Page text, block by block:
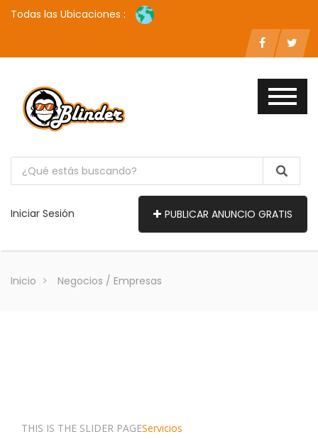
Todas las Ubicaciones :
Iniciar Sesión PUBLICAR ANUNCIO GRATIS
Inicio Negocios / Empresas
THIS IS THE SLIDER PAGEServicios